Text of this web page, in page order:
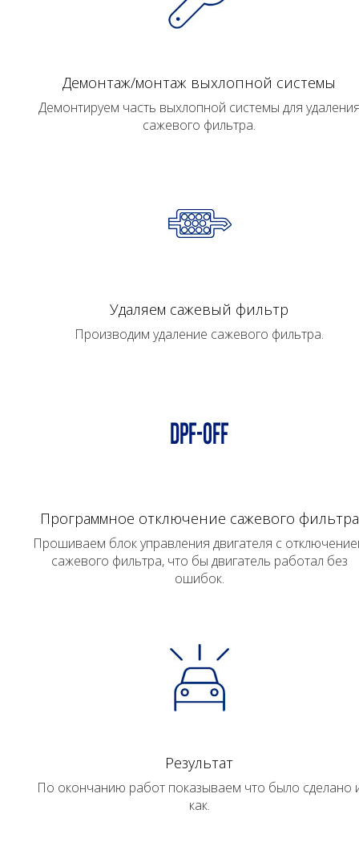
Демонтаж/монтаж выхлопной системы
Демонтируем часть выхлопной системы для
сажевого фильтра.
Удаляем сажевый фильтр
Производим удаление сажевого фильтра.
Программное отключение сажевого фильтра
Прошиваем блок управления двигателя с
сажевого фильтра, что бы двигатель работал без
ошибок.
Результат
По окончанию работ показываем что было сделано
как.